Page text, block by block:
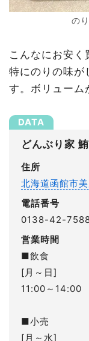
の
こんなにお安く
特にのりの味が
す。ボリューム
どんぶり家
住所
北海道函館市
電話番号
0138-42-
営業時間
■飲食
[月～日]
11:00～14:00
■小売
[月～水]